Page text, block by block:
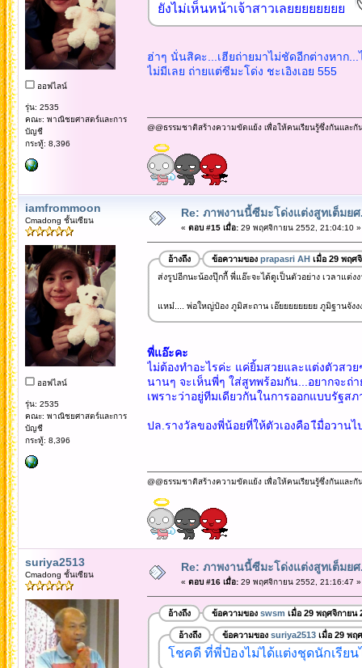
ออฟไลน์
รุ่น: 2535
คณะ: พาณิชยศาสตร์และการ
บัญชี
กระทู้: 8,396
ยังไม่เห็นหน้าเจ้าสาวเลยยยยยยยย
ฮ่าๆ นั่นสิคะ...เฮียถ่ายมาไม่ชัดอีกต่างหาก
ไม่มีเลย ถ่ายแต่ซีมะโด่ง ชะเอิงเอย 555
@@ธรรมชาติสร้างความขัดแย้ง เพื่อให้คนเรียนรู้ซึ่งกันและกั
iamfrommoon
Cmadong ชั้นเซียน
ออฟไลน์
รุ่น: 2535
คณะ: พาณิชยศาสตร์และการ
บัญชี
กระทู้: 8,396
Re: ภาพงานนี้ซีมะโด่งแต่งสูทเต็มย
« ตอบ #15 เมื่อ:29 พฤศจิกายน 2552, 21:04:10 »
อ้างถึง ข้อความของ prapasri AH เมื่อ 29 พฤศ
ส่งรูปอีกนะน้องปุ๊กกี้ พี่แอ๊ะจะได้ดูเป็นตัวอย่าง เวลาแต่ง
แหม๋.... พ่อใหญ่ป๋อง ภูมิสะถาน เอ๊ยยยยยยยย ภูมิฐานจังงง
พี่แอ๊ะคะ
ไม่ต้องทำอะไรค่ะ แค่ยิ้มสวยและแต่งตัวสว
นานๆ จะเห็นพี่ๆ ใส่สูทพร้อมกัน...อยากจะถ่า
เพราะว่าอยู่ทีมเดียวกันในการออกแบบรัฐ
ปล.รางวัลของพี่น้อยที่ให้ตัวเองคือ เืมื่อวาน
@@ธรรมชาติสร้างความขัดแย้ง เพื่อให้คนเรียนรู้ซึ่งกันและกั
suriya2513
Cmadong ชั้นเซียน
Re: ภาพงานนี้ซีมะโด่งแต่งสูทเต็มย
« ตอบ #16 เมื่อ:29 พฤศจิกายน 2552, 21:16:47 »
อ้างถึง ข้อความของ swsm เมื่อ 29 พฤศจิกายน
อ้างถึง ข้อความของ suriya2513เมื่อ 29 พฤ
โชคดี ที่พี่ป๋องไม่ได้แต่งชุดนักเรีย